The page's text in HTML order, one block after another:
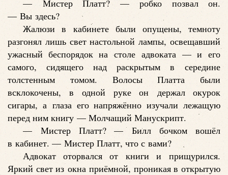
— Мистер Платт? — робко позвал он.
— Вы здесь?
Жалюзи в кабинете были опущены, темноту
разгонял лишь свет настольной лампы, освещавший
ужасный беспорядок на столе адвоката — и его
самого, сидящего над раскрытым в середине
толстенным томом. Волосы Платта были
всклокочены, в одной руке он держал окурок
сигары, а глаза его напряжённо изучали лежащую
перед ним книгу — Молчащий Манускрипт.
— Мистер Платт? — Билл бочком вошёл
в кабинет. — Мистер Платт, что с вами?
Адвокат оторвался от книги и прищурился.
Яркий свет из окна приёмной, проникая в открытую